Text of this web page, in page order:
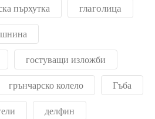
пърхутка глаголица
гостуващи изложби
грънчарско колело Гъба
делфин